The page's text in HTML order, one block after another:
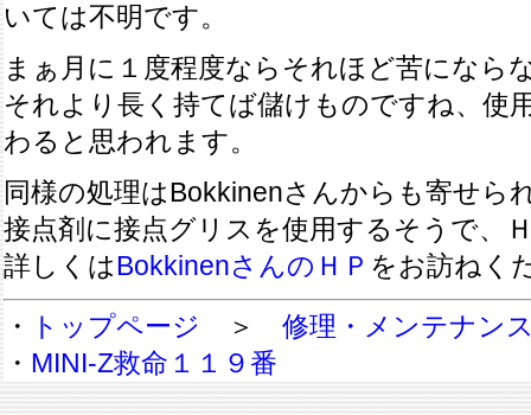
いては不明です。
まぁ月に１度程度ならそれほど苦になら
それより長く持てば儲けものですね、使
わると思われます。
同様の処理はBokkinenさんからも寄せら
接点剤に接点グリスを使用するそうで、
詳しくはBokkinenさんのＨＰ をお訪ねく
・
トップページ ＞ 修理・メンテナン
・ MINI-Z救命１１９番